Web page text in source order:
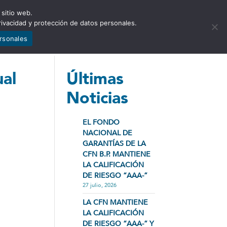
NOTICIAS CONTÁCTENOS
Últimas
Noticias
EL FONDO
NACIONAL DE
GARANTÍAS DE LA
CFN B.P. MANTIENE
LA CALIFICACIÓN
DE RIESGO “AAA-”
27 julio, 2026
LA CFN MANTIENE
LA CALIFICACIÓN
DE RIESGO “AAA-” Y
sitio web.
y protección de datos personales.